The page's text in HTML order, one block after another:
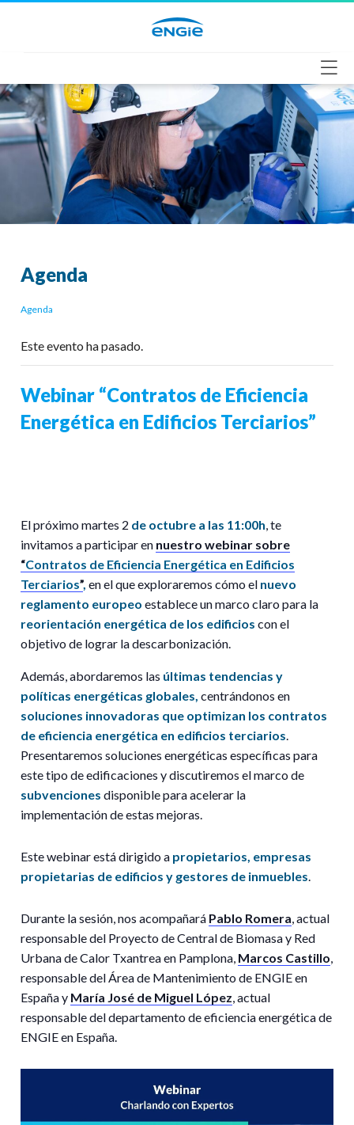
Agenda
Agenda
Este evento ha pasado.
Webinar “Contratos de Eficiencia
Energética en Edificios Terciarios”
El próximo martes 2 de octubre a las 11:00h, te
invitamos a participar en nuestro webinar sobre
“Contratos de Eficiencia Energética en Edificios
Terciarios”, en el que exploraremos cómo el nuevo
reglamento europeo establece un marco claro para la
reorientación energética de los edificios con el
objetivo de lograr la descarbonización.
Además, abordaremos las últimas tendencias y
políticas energéticas globales, centrándonos en
soluciones innovadoras que optimizan los contratos
de eficiencia energética en edificios terciarios.
Presentaremos soluciones energéticas específicas para
este tipo de edificaciones y discutiremos el marco de
subvenciones disponible para acelerar la
implementación de estas mejoras.
Este webinar está dirigido a propietarios, empresas
propietarias de edificios y gestores de inmuebles.
Durante la sesión, nos acompañará Pablo Romera, actual
responsable del Proyecto de Central de Biomasa y Red
Urbana de Calor Txantrea en Pamplona, Marcos Castillo,
responsable del Área de Mantenimiento de ENGIE en
España y María José de Miguel López, actual
responsable del departamento de eficiencia energética de
ENGIE en España.